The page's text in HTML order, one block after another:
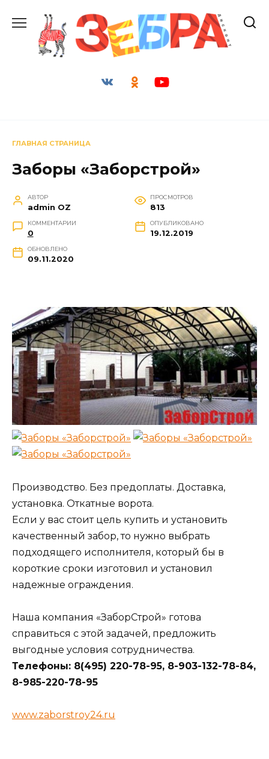
содержанию
ГЛАВНАЯ СТРАНИЦА
Заборы «Заборстрой»
АВТОР
admin OZ
ПРОСМОТРОВ
813
КОММЕНТАРИИ
0
ОПУБЛИКОВАНО
19.12.2019
ОБНОВЛЕНО
09.11.2020
Производство. Без предоплаты. Доставка,
установка. Откатные ворота.
Если у вас стоит цель купить и установить
качественный забор, то нужно выбрать
подходящего исполнителя, который бы в
короткие сроки изготовил и установил
надежные ограждения.
Наша компания «ЗаборСтрой» готова
справиться с этой задачей, предложить
выгодные условия сотрудничества.
Телефоны: 8(495) 220-78-95, 8-903-132-78-84,
8-985-220-78-95
www.zaborstroy24.ru